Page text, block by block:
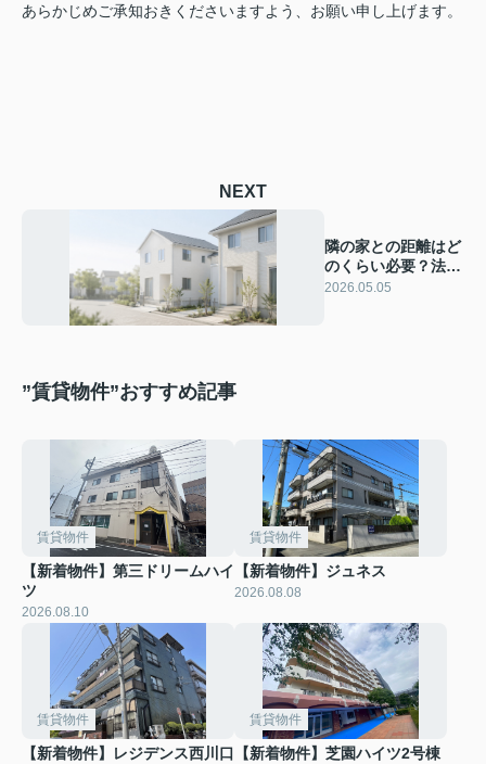
あらかじめご承知おきくださいますよう、お願い申し上げます。
NEXT
隣の家との距離はど
のくらい必要？法律
や境界線の注意点に
2026.05.05
”賃貸物件”おすすめ記事
賃貸物件
【新着物件】第三ドリームハイ
ツ
2026.08.10
賃貸物件
【新着物件】ジュネス
2026.08.08
賃貸物件
【新着物件】レジデンス西川口
賃貸物件
【新着物件】芝園ハイツ2号棟